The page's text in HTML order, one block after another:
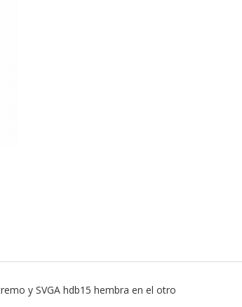
y SVGA hdb15 hembra en el otro